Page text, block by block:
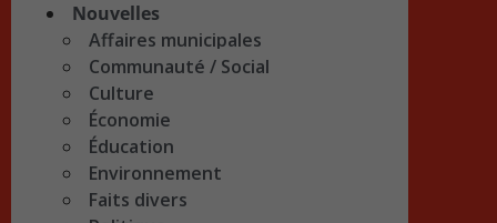
Nouvelles
Affaires municipales
Communauté / Social
Culture
Économie
Éducation
Environnement
Faits divers